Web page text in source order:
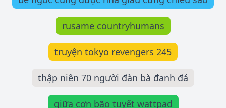
rusame countryhumans
truyện tokyo revengers 245
thập niên 70 người đàn bà đanh đá
giữa cơn bão tuyết wattpad